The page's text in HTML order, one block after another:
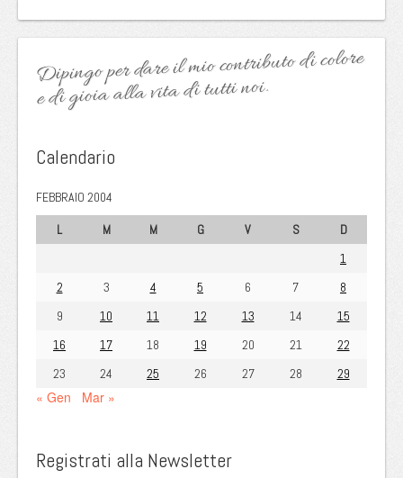
Dipingo per dare il mio contributo di colore
e di gioia alla vita di tutti noi.
Calendario
FEBBRAIO 2004
L
M M G V S
D
1
2
3 4 5 6 7
8
9
10 11 12 13 14
15
16
17 18 19 20 21
22
23
24 25 26 27 28 29
« Gen Mar »
Registrati alla Newsletter